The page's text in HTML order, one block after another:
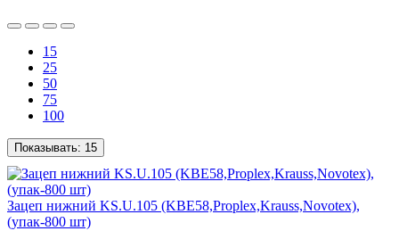
15
25
50
75
100
Показывать: 15
Зацеп нижний KS.U.105 (KBE58,Proplex,Krauss,Novotex),
(упак-800 шт)